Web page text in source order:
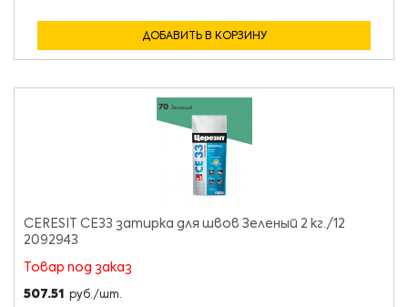
ДОБАВИТЬ В КОРЗИНУ
CERESIT CE33 затирка для швов Зеленый 2 кг./12
2092943
Товар под заказ
507.51 руб./шт.